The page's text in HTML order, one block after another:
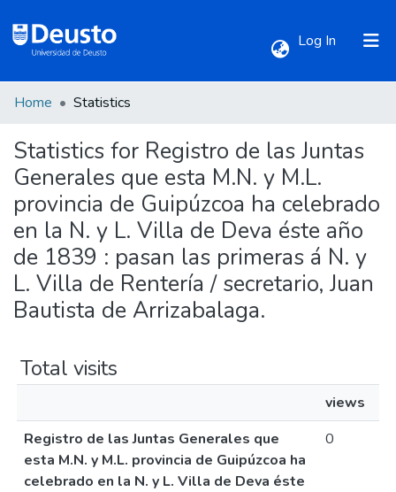
Log In (current)
All of DSpace
Home Statistics
Statistics for Registro de las Juntas
Generales que esta M.N. y M.L.
provincia de Guipúzcoa ha celebrado
en la N. y L. Villa de Deva éste año
de 1839 : pasan las primeras á N. y
L. Villa de Rentería / secretario, Juan
Bautista de Arrizabalaga.
Total visits
views
Registro de las Juntas Generales que
esta M.N. y M.L. provincia de Guipúzcoa ha
celebrado en la N. y L. Villa de Deva éste
0